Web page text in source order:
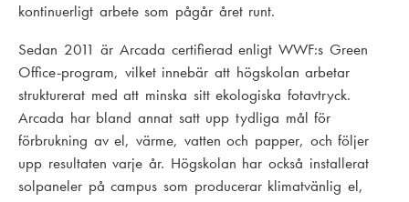
kontinuerligt arbete som pågår året runt.
Sedan 2011 är Arcada certifierad enligt WWF:s Green
Office-program, vilket innebär att högskolan arbetar
strukturerat med att minska sitt ekologiska fotavtryck.
Arcada har bland annat satt upp tydliga mål för
förbrukning av el, värme, vatten och papper, och följer
upp resultaten varje år. Högskolan har också installerat
solpaneler på campus som producerar klimatvänlig el,